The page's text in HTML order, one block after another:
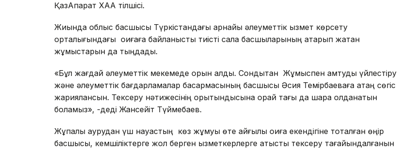
ҚазАқпарат ХАА тілшісі.
Жиында облыс басшысы Түркістандағы арнайы әлеуметтік қызмет көрсету
орталығындағы оқиғаға байланысты тиісті сала басшыларының атқарып жатқан
жұмыстарын да тыңдады.
«Бұл жағдай әлеуметтік мекемеде орын алды. Сондықтан Жұмыспен қамтуды үйлестіру
және әлеуметтік бағдарламалар басқармасының басшысы Әсия Темірбаеваға қатаң сөгіс
жариялансын. Тексеру нәтижесінің қорытындысына орай тағы да шара қолданатын
боламыз», -деді Жансейіт Түймебаев.
Жұқпалы аурудан үш науқастың көз жұмуы өте қайғылы оқиға екендігіне тоқталған өңір
басшысы, кемшіліктерге жол берген қызметкерлерге қатысты тексеру тағайындалғанын